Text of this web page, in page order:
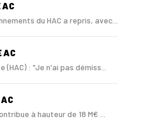
AC
du HAC a repris, avec...
AC
(HAC) : "Je n'ai pas démiss...
à hauteur de 18 M€ ...